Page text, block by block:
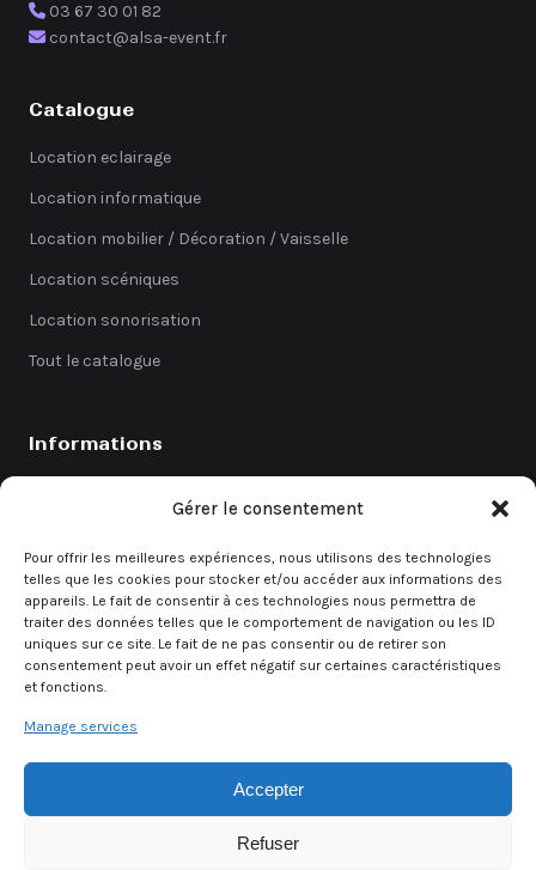
Gérer le consentement
Pour offrir les meilleures expériences, nous utilisons des technologies
telles que les cookies pour stocker et/ou accéder aux informations des
appareils. Le fait de consentir à ces technologies nous permettra de
traiter des données telles que le comportement de navigation ou les ID
uniques sur ce site. Le fait de ne pas consentir ou de retirer son
consentement peut avoir un effet négatif sur certaines caractéristiques
et fonctions.
Manage services
Accepter
Refuser
03 67 30 01 82
contact@alsa-event.fr
Catalogue
Location eclairage
Location informatique
Location mobilier / Décoration / Vaisselle
Location scéniques
Location sonorisation
Tout le catalogue
Informations
Contact
Demande de devis
Demande rapide
Un besoin urgent ? Contactez directement notre équipe.